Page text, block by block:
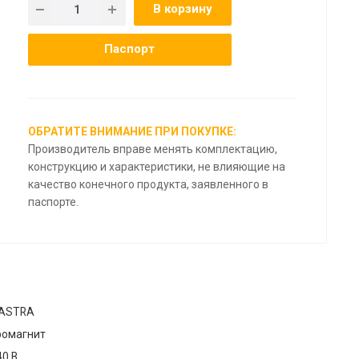
В корзину
Паспорт
ОБРАТИТЕ ВНИМАНИЕ ПРИ ПОКУПКЕ:
Производитель вправе менять комплектацию,
конструкцию и характеристики, не влияющие на
качество конечного продукта, заявленного в
паспорте.